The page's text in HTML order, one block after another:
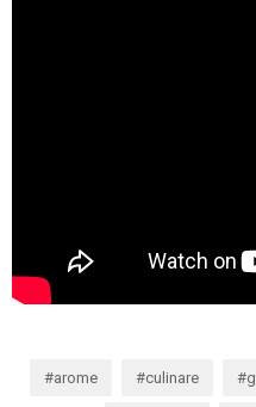
arome culinare